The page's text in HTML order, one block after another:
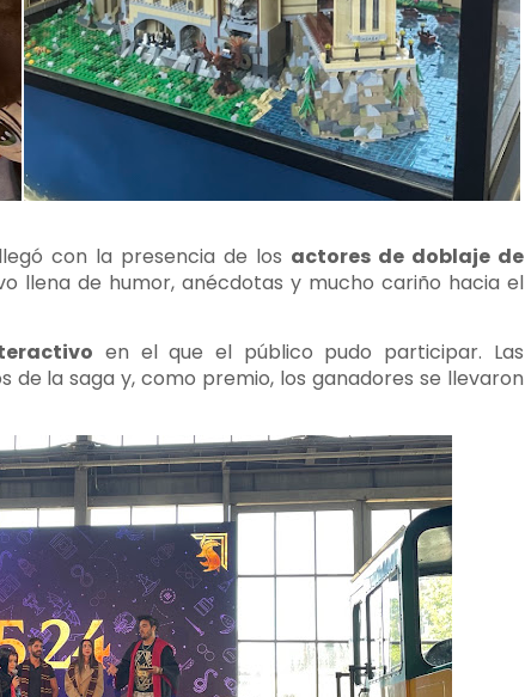
con la presencia de los actores de doblaje de
llena de humor, anécdotas y mucho cariño hacia el
en el que el público pudo participar. Las
la saga y, como premio, los ganadores se llevaron